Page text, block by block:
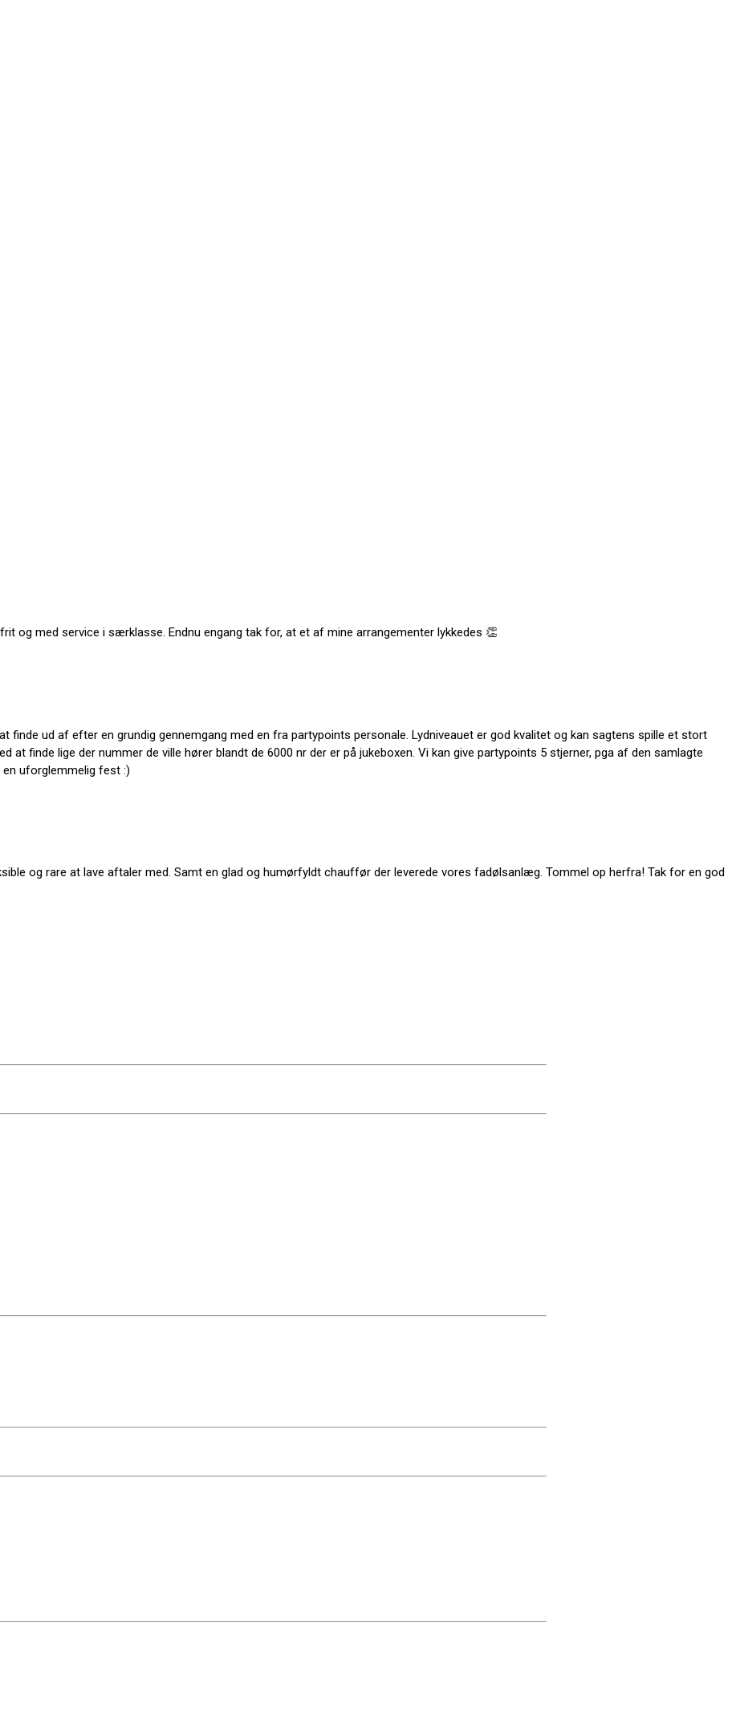
og med service i særklasse. Endnu engang tak for, at et af mine arrangementer lykkedes 👏
finde ud af efter en grundig gennemgang med en fra partypoints personale. Lydniveauet er god kvalitet og kan sagtens spille et stort
finde lige der nummer de ville hører blandt de 6000 nr der er på jukeboxen. Vi kan give partypoints 5 stjerner, pga af den samlagte
uforglemmelig fest :)
og rare at lave aftaler med. Samt en glad og humørfyldt chauffør der leverede vores fadølsanlæg. Tommel op herfra! Tak for en god